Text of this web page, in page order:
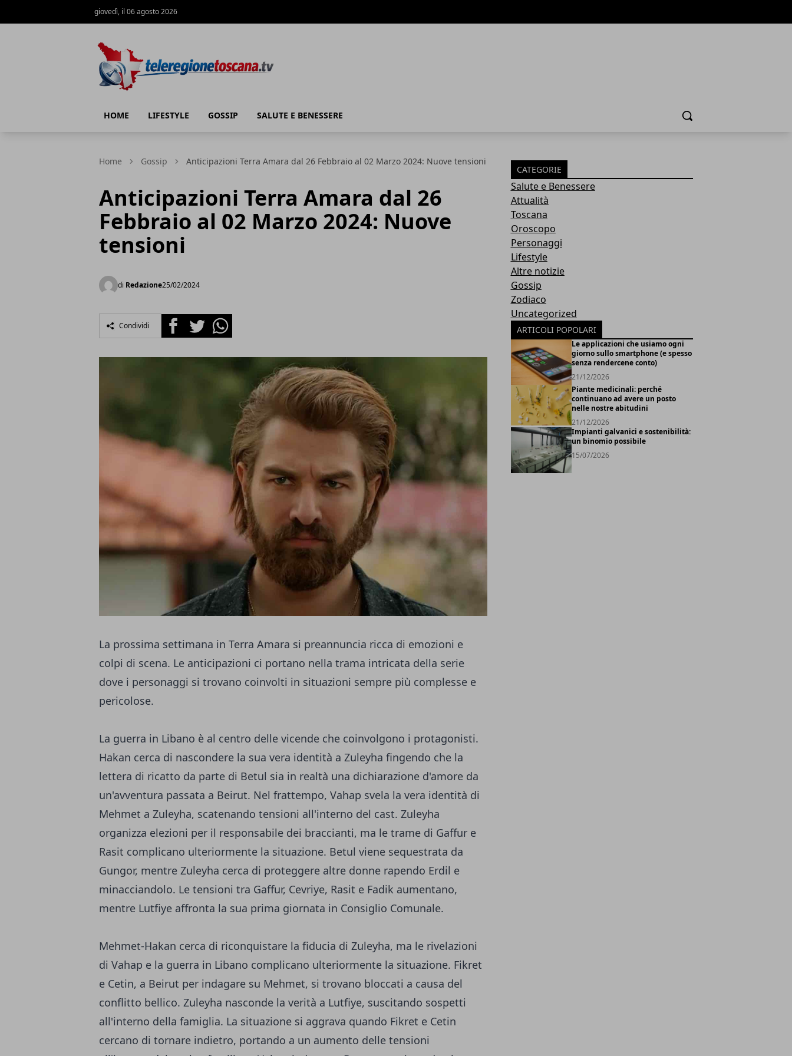
giovedì, il 06 agosto 2026
HOME LIFESTYLE GOSSIP SALUTE E BENESSERE Cerca
Home Gossip Anticipazioni Terra Amara dal 26 Febbraio al 02 Marzo 2024: Nuove tensioni
Anticipazioni Terra Amara dal 26
Febbraio al 02 Marzo 2024: Nuove
tensioni
di Redazione25/02/2024
Condividi FacebookTwitterWhatsapp
La prossima settimana in Terra Amara si preannuncia ricca di emozioni e
colpi di scena. Le anticipazioni ci portano nella trama intricata della serie
dove i personaggi si trovano coinvolti in situazioni sempre più complesse e
pericolose.
La guerra in Libano è al centro delle vicende che coinvolgono i protagonisti.
Hakan cerca di nascondere la sua vera identità a Zuleyha fingendo che la
lettera di ricatto da parte di Betul sia in realtà una dichiarazione d'amore da
un'avventura passata a Beirut. Nel frattempo, Vahap svela la vera identità di
Mehmet a Zuleyha, scatenando tensioni all'interno del cast. Zuleyha
organizza elezioni per il responsabile dei braccianti, ma le trame di Gaffur e
Rasit complicano ulteriormente la situazione. Betul viene sequestrata da
Gungor, mentre Zuleyha cerca di proteggere altre donne rapendo Erdil e
minacciandolo. Le tensioni tra Gaffur, Cevriye, Rasit e Fadik aumentano,
mentre Lutfiye affronta la sua prima giornata in Consiglio Comunale.
Mehmet-Hakan cerca di riconquistare la fiducia di Zuleyha, ma le rivelazioni
di Vahap e la guerra in Libano complicano ulteriormente la situazione. Fikret
e Cetin, a Beirut per indagare su Mehmet, si trovano bloccati a causa del
conflitto bellico. Zuleyha nasconde la verità a Lutfiye, suscitando sospetti
all'interno della famiglia. La situazione si aggrava quando Fikret e Cetin
cercano di tornare indietro, portando a un aumento delle tensioni
CATEGORIE
Salute e Benessere
Attualità
Toscana
Oroscopo
Personaggi
Lifestyle
Altre notizie
Gossip
Zodiaco
Uncategorized
ARTICOLI POPOLARI
Le applicazioni che usiamo ogni
giorno sullo smartphone (e spesso
senza rendercene conto)
21/12/2026
Piante medicinali: perché
continuano ad avere un posto
nelle nostre abitudini
21/12/2026
Impianti galvanici e sostenibilità:
un binomio possibile
15/07/2026